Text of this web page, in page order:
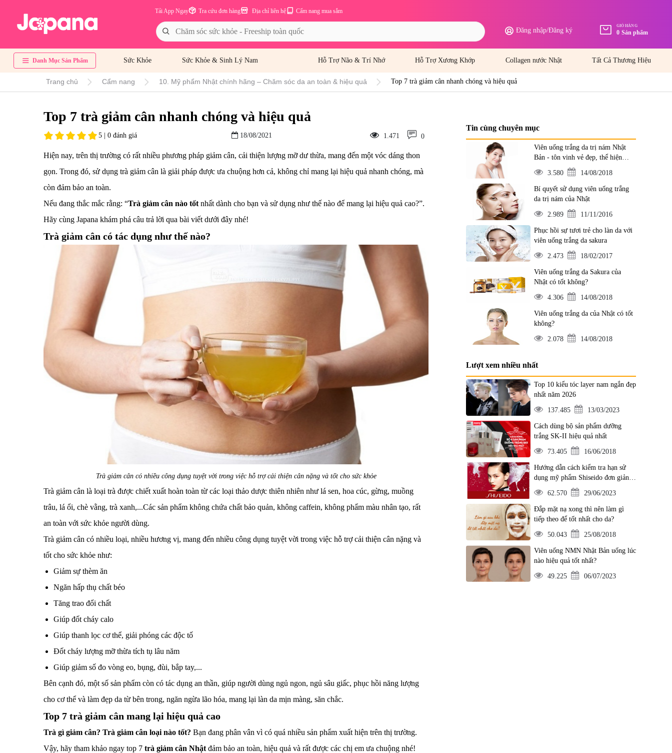
Cẩm nang mua sắm
Địa chỉ liên hệ
Tra cứu đơn hàng
Tải App Ngay
Đăng nhập/Đăng ký
GIỎ HÀNG
0 Sản phẩm
Danh Mục Sản Phẩm Sức Khỏe Sức Khỏe & Sinh Lý Nam Hỗ Trợ Não & Trí Nhớ Hỗ Trợ Xương Khớp Collagen nước Nhật Tất Cả Thương Hiệu
Trang chủ Cẩm nang 10. Mỹ phẩm Nhật chính hãng – Chăm sóc da an toàn & hiệu quả Top 7 trà giảm cân nhanh chóng và hiệu quả
Top 7 trà giảm cân nhanh chóng và hiệu quả
5 | 0 đánh giá 18/08/2021 1.471 0
Hiện nay, trên thị trường có rất nhiều phương pháp giảm cân, cải thiện lượng mỡ dư thừa, mang đến một vóc dáng thon
gọn. Trong đó, sử dụng trà giảm cân là giải pháp được ưa chuộng hơn cả, không chỉ mang lại hiệu quả nhanh chóng, mà
còn đảm bảo an toàn.
Nếu đang thắc mắc rằng: “Trà giảm cân nào tốt nhất dành cho bạn và sử dụng như thế nào để mang lại hiệu quả cao?”.
Hãy cùng Japana khám phá câu trả lời qua bài viết dưới đây nhé!
Trà giảm cân có tác dụng như thế nào?
Trà giảm cân có nhiều công dụng tuyệt vời trong việc hỗ trợ cải thiện cân nặng và tốt cho sức khỏe
Trà giảm cân là loại trà được chiết xuất hoàn toàn từ các loại thảo dược thiên nhiên như lá sen, hoa cúc, gừng, muồng
trâu, lá ổi, chè vằng, trà xanh,...Các sản phẩm không chứa chất bảo quản, không caffein, không phẩm màu nhân tạo, rất
an toàn với sức khỏe người dùng.
Trà giảm cân có nhiều loại, nhiều hương vị, mang đến nhiều công dụng tuyệt vời trong việc hỗ trợ cải thiện cân nặng và
tốt cho sức khỏe như:
Giảm sự thèm ăn
Ngăn hấp thụ chất béo
Tăng trao đổi chất
Giúp đốt cháy calo
Giúp thanh lọc cơ thể, giải phóng các độc tố
Đốt cháy lượng mỡ thừa tích tụ lâu năm
Giúp giảm số đo vòng eo, bụng, đùi, bắp tay,...
Bên cạnh đó, một số sản phẩm còn có tác dụng an thần, giúp người dùng ngủ ngon, ngủ sâu giấc, phục hồi năng lượng
cho cơ thể và làm đẹp da từ bên trong, ngăn ngừa lão hóa, mang lại làn da mịn màng, săn chắc.
Top 7 trà giảm cân mang lại hiệu quả cao
Trà gì giảm cân? Trà giảm cân loại nào tốt? Bạn đang phân vân vì có quá nhiều sản phẩm xuất hiện trên thị trường.
Vậy, hãy tham khảo ngay top 7 trà giảm cân Nhật đảm bảo an toàn, hiệu quả và rất được các chị em ưa chuộng nhé!
Tin cùng chuyên mục
Viên uống trắng da trị nám Nhật
Bản - tôn vinh vẻ đẹp, thể hiện
đẳng cấp
3.580 14/08/2018
Bí quyết sử dụng viên uống trắng
da trị nám của Nhật
2.989 11/11/2016
Phục hồi sự tươi trẻ cho làn da với
viên uống trắng da sakura
2.473 18/02/2017
Viên uống trắng da Sakura của
Nhật có tốt không?
4.306 14/08/2018
Viên uống trắng da của Nhật có tốt
không?
2.078 14/08/2018
Lượt xem nhiều nhất
Top 10 kiểu tóc layer nam ngắn đẹp
nhất năm 2026
137.485 13/03/2023
Cách dùng bộ sản phẩm dưỡng
trắng SK-II hiệu quả nhất
73.405 16/06/2018
Hướng dẫn cách kiểm tra hạn sử
dụng mỹ phẩm Shiseido đơn giản
nhất
62.570 29/06/2023
Đắp mặt nạ xong thì nên làm gì
tiếp theo để tốt nhất cho da?
50.043 25/08/2018
Viên uống NMN Nhật Bản uống lúc
nào hiệu quả tốt nhất?
49.225 06/07/2023